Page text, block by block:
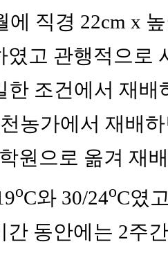
에 직경 22cm x
였고 관행적으로
한 조건에서 재
농가에서 재배
원으로 옮겨 재
oC와 30/24oC였
간 동안에는 2주